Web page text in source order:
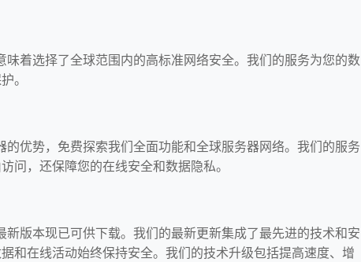
着选择了全球范围内的高标准网络安全。我们的服务为您的数
。
优势，免费探索我们全面功能和全球服务器网络。我们的服务
问，还保障您的在线安全和数据隐私。
版本现已可供下载。我们的最新更新集成了最先进的技术和安
和在线活动始终保持安全。我们的技术升级包括提高速度、增